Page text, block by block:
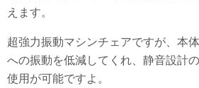
えます。
超強力振動マシンチェアですが、本
への振動を低減してくれ、静音設計
使用が可能ですよ。